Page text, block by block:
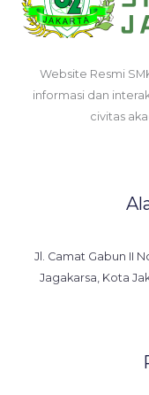
Website Resmi
informasi dan
civitas
Jl. Camat Gabun II
Jagakarsa, Kota